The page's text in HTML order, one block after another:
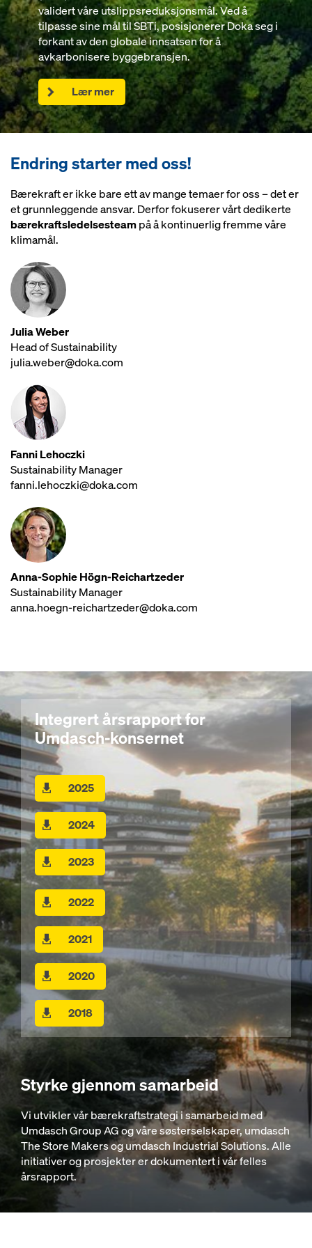
validert våre utslippsreduksjonsmål. Ved å
tilpasse sine mål til SBTi, posisjonerer Doka seg i
forkant av den globale innsatsen for å
avkarbonisere byggebransjen.
Lær mer
Doka viser nok en gang at vi er en pioner innen
bærekraft ved å spille en nøkkelrolle i utviklingen
av standarder for beregning av karbonavtrykk for
forskalings- og stillasprodukter.
Lær mer
potensialet til nye innovative betongblandinger.
Det bredt sammensatte konsortiet testet måter å
etablere CO2-redusert og til og med klimanøytral
betong som den nye standarden.
Lær mer
Endring starter med oss!
Bærekraft er ikke bare ett av mange temaer for oss – det er
et grunnleggende ansvar. Derfor fokuserer vårt dedikerte
bærekraftsledelsesteampå å kontinuerlig fremme våre
klimamål.
Julia Weber
Head of Sustainability
julia.weber@doka.com
Fanni Lehoczki
Sustainability Manager
fanni.lehoczki@doka.com
Anna-Sophie Högn-Reichartzeder
Sustainability Manager
anna.hoegn-reichartzeder@doka.com
Integrert årsrapport for
Umdasch-konsernet
2025
2024
2023
2022
2021
2020
2018
Styrke gjennom samarbeid
Vi utvikler vår bærekraftstrategi i samarbeid med
Umdasch Group AG og våre søsterselskaper, umdasch
The Store Makers og umdasch Industrial Solutions. Alle
initiativer og prosjekter er dokumentert i vår felles
årsrapport.